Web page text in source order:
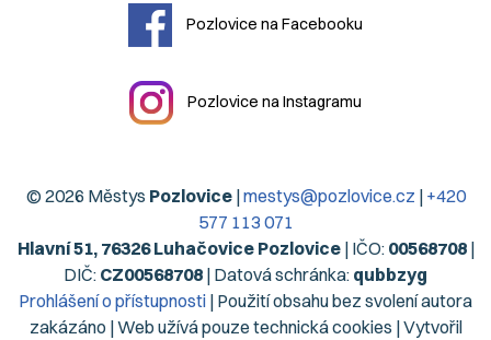
Pozlovice na Facebooku
Pozlovice na Instagramu
© 2026 Městys Pozlovice|mestys@pozlovice.cz | +420
577 113 071
Hlavní 51, 76326 Luhačovice Pozlovice| IČO: 00568708|
DIČ: CZ00568708 | Datová schránka: qubbzyg
Prohlášení o přístupnosti | Použití obsahu bez svolení autora
zakázáno | Web užívá pouze technická cookies | Vytvořil